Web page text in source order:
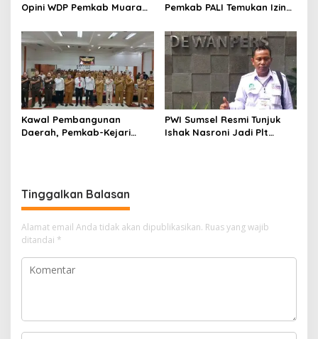
Opini WDP Pemkab Muara
Kelola Keuangan
Pemkab PALI Temukan Izin
Kawal Pembangunan
Daerah, Pemkab-Kejari
PWI Sumsel Resmi Tunjuk
Ishak Nasroni Jadi Plt
Tinggalkan Balasan
Alamat email Anda tidak akan dipublikasikan. Ruas yang wajib
ditandai *